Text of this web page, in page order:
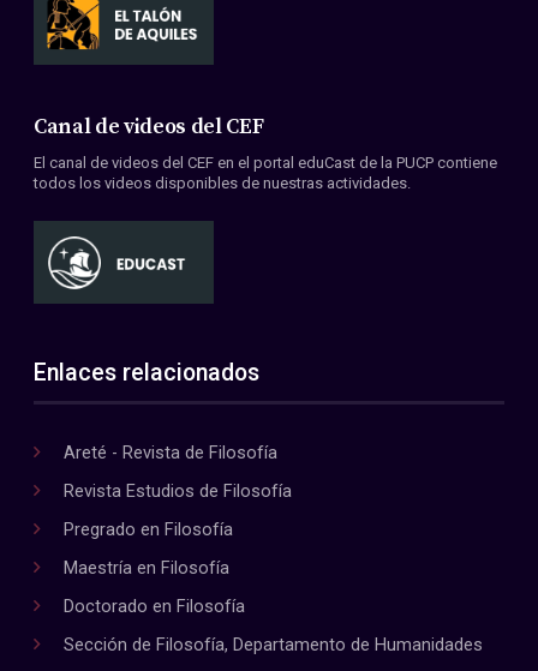
Canal de videos del CEF
El canal de videos del CEF en el portal eduCast de la PUCP contiene
todos los videos disponibles de nuestras actividades.
Enlaces relacionados
Areté - Revista de Filosofía
Revista Estudios de Filosofía
Pregrado en Filosofía
Maestría en Filosofía
Doctorado en Filosofía
Sección de Filosofía, Departamento de Humanidades